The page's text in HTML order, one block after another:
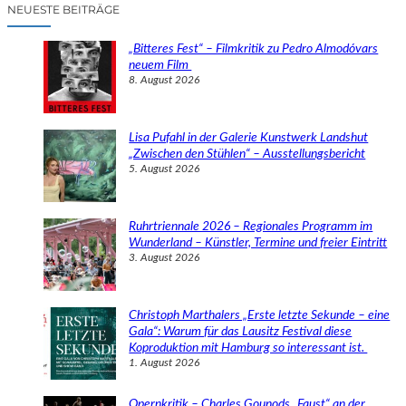
NEUESTE BEITRÄGE
„Bitteres Fest“ – Filmkritik zu Pedro Almodóvars
neuem Film
8. August 2026
Lisa Pufahl in der Galerie Kunstwerk Landshut
„Zwischen den Stühlen“ – Ausstellungsbericht
5. August 2026
Ruhrtriennale 2026 – Regionales Programm im
Wunderland – Künstler, Termine und freier Eintritt
3. August 2026
Christoph Marthalers „Erste letzte Sekunde – eine
Gala“: Warum für das Lausitz Festival diese
Koproduktion mit Hamburg so interessant ist.
1. August 2026